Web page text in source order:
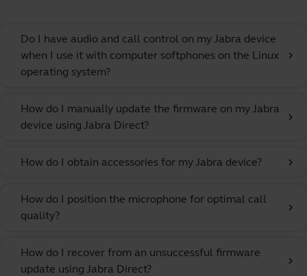
Do I have audio and call control on my Jabra device
when I use it with computer softphones on the Linux
operating system?
chevron_right
How do I manually update the firmware on my Jabra
device using Jabra Direct?
chevron_right
How do I obtain accessories for my Jabra device? chevron_right
How do I position the microphone for optimal call
quality?
chevron_right
How do I recover from an unsuccessful firmware
update using Jabra Direct?
chevron_right